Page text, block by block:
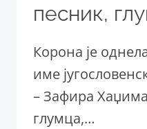
песник,
Корона је
име
– Зафира
глумца,…